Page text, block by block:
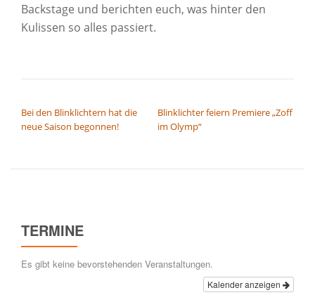
Backstage und berichten euch, was hinter den
Kulissen so alles passiert.
Bei den Blinklichtern hat die
neue Saison begonnen!
Blinklichter feiern Premiere „Zoff
im Olymp“
TERMINE
Es gibt keine bevorstehenden Veranstaltungen.
Kalender anzeigen